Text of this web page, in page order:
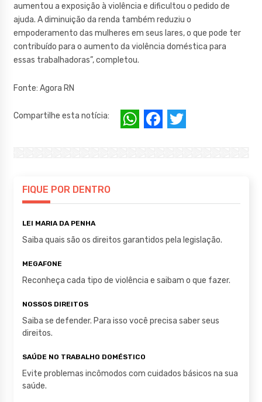
aumentou a exposição à violência e dificultou o pedido de
ajuda. A diminuição da renda também reduziu o
empoderamento das mulheres em seus lares, o que pode ter
contribuído para o aumento da violência doméstica para
essas trabalhadoras”, completou.
Fonte: Agora RN
Compartilhe esta notícia:
W
p
F
k
FIQUE POR DENTRO
LEI MARIA DA PENHA
Saiba quais são os direitos garantidos pela legislação.
MEGAFONE
Reconheça cada tipo de violência e saibam o que fazer.
NOSSOS DIREITOS
Saiba se defender. Para isso você precisa saber seus
direitos.
SAÚDE NO TRABALHO DOMÉSTICO
Evite problemas incômodos com cuidados básicos na sua
saúde.